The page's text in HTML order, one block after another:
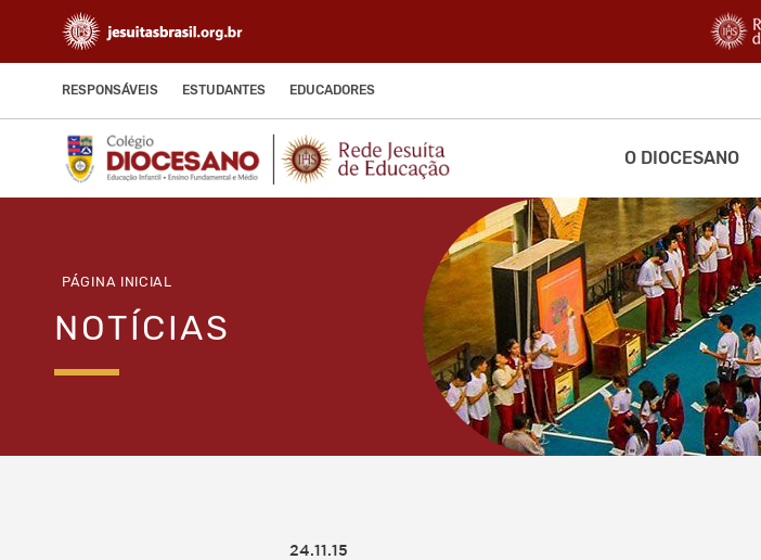
RESPONSÁVEIS ESTUDANTES EDUCADORES
O DIOCESANO
PÁGINA INICIAL
NOTÍCIAS
24.11.15